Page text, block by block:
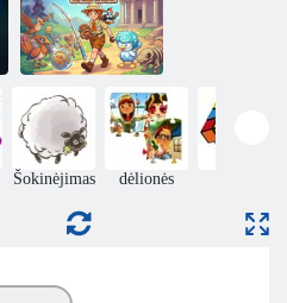
Viktorina!
Sumaišyti
Pokemonas
Lozorius
Šokinėjimas dėlionės